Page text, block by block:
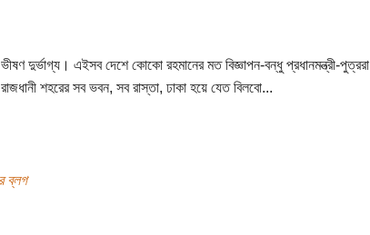
দুর্ভাগ্য। এইসব দেশে কোকো রহমানের মত বিজ্ঞাপন-বন্ধু প্রধানমন্ত্রী-পুত্ররা
শহরের সব ভবন, সব রাস্তা, ঢাকা হয়ে যেত বিলবো...
ব্লগ